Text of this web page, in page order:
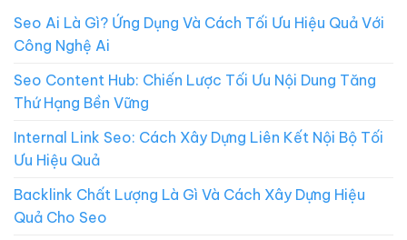
Seo Ai Là Gì? Ứng Dụng Và Cách Tối Ưu Hiệu Quả Với
Công Nghệ Ai
Seo Content Hub: Chiến Lược Tối Ưu Nội Dung Tăng
Thứ Hạng Bền Vững
Internal Link Seo: Cách Xây Dựng Liên Kết Nội Bộ Tối
Ưu Hiệu Quả
Backlink Chất Lượng Là Gì Và Cách Xây Dựng Hiệu
Quả Cho Seo